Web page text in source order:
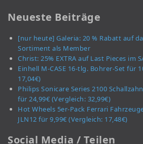
Neueste Beiträge
[nur heute] Galeria: 20 % Rabatt auf
Sortiment als Member
Christ: 25% EXTRA auf Last Pieces im
Einhell M-CASE 16-tlg. Bohrer-Set für
17,04€)
Philips Sonicare Series 2100
für 24,99€ (Vergleich: 32,99€)
Hot Wheels 5er-Pack Ferrari
JLN12 für 9,99€ (Vergleich: 17,48€)
Social Media / Teilen